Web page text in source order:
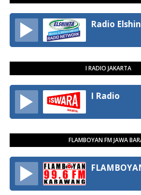
Radio
I RADIO JAKARTA
I Radio
FLAMBOYAN FM JAWA